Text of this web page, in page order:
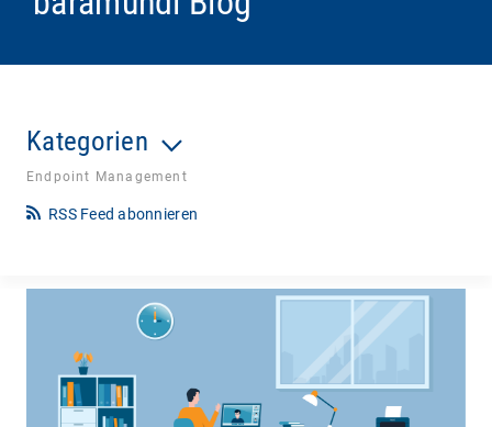
Kategorien
Endpoint Management
RSS Feed abonnieren